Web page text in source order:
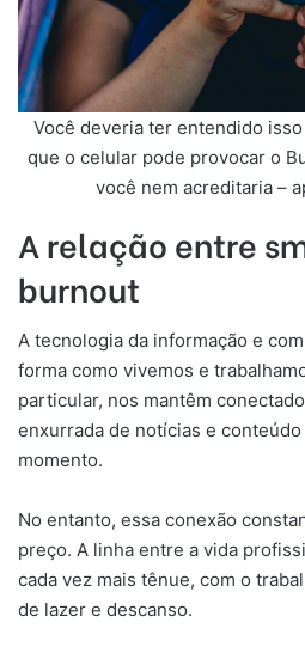
Você deveria ter entendido
que o celular pode provocar o
você nem acreditaria –
A relação entre
burnout
A tecnologia da informação e
forma como vivemos e
particular, nos mantêm
enxurrada de notícias e
momento.
No entanto, essa conexão
preço. A linha entre a vida
cada vez mais tênue, com o
de lazer e descanso.